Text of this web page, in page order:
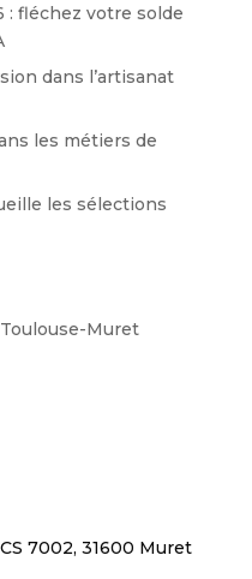
: fléchez votre solde
dans l’artisanat
les métiers de
les sélections
Muret
7002, 31600 Muret